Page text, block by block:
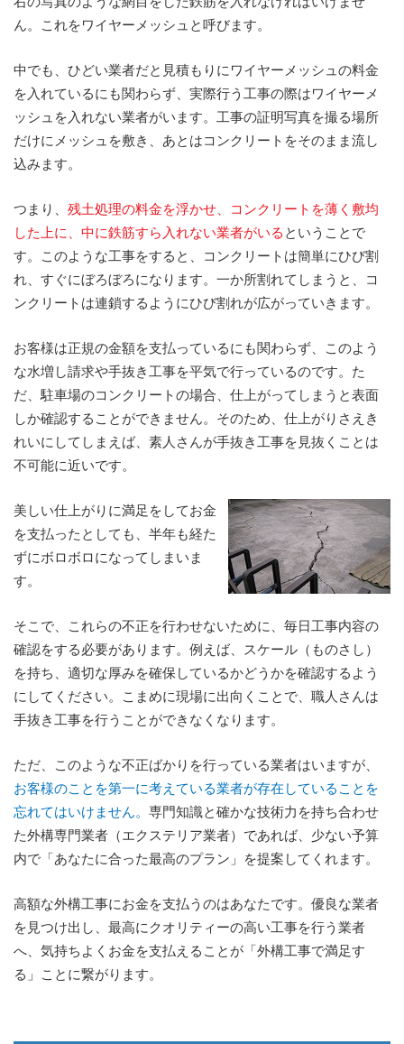
ん。これをワイヤーメッシュと呼びます。
中でも、ひどい業者だと見積もりにワイヤーメッシュの料金
を入れているにも関わらず、実際行う工事の際はワイヤーメ
ッシュを入れない業者がいます。工事の証明写真を撮る場所
だけにメッシュを敷き、あとはコンクリートをそのまま流し
込みます。
つまり、 残土処理の料金を浮かせ、コンクリートを薄く敷均
した上に、中に鉄筋すら入れない業者がいる ということで
す。このような工事をすると、コンクリートは簡単にひび割
れ、すぐにぼろぼろになります。一か所割れてしまうと、コ
ンクリートは連鎖するようにひび割れが広がっていきます。
お客様は正規の金額を支払っているにも関わらず、このよう
な水増し請求や手抜き工事を平気で行っているのです。た
だ、駐車場のコンクリートの場合、仕上がってしまうと表面
しか確認することができません。そのため、仕上がりさえき
れいにしてしまえば、素人さんが手抜き工事を見抜くことは
不可能に近いです。
美しい仕上がりに満足をしてお金
を支払ったとしても、半年も経た
ずにボロボロになってしまいま
す。
そこで、これらの不正を行わせないために、毎日工事内容の
確認をする必要があります。例えば、スケール（ものさし）
を持ち、適切な厚みを確保しているかどうかを確認するよう
にしてください。こまめに現場に出向くことで、職人さんは
手抜き工事を行うことができなくなります。
ただ、このような不正ばかりを行っている業者はいますが、
お客様のことを第一に考えている業者が存在していることを
忘れてはいけません。 専門知識と確かな技術力を持ち合わせ
た外構専門業者（エクステリア業者）であれば、少ない予算
内で「あなたに合った最高のプラン」を提案してくれます。
高額な外構工事にお金を支払うのはあなたです。優良な業者
を見つけ出し、最高にクオリティーの高い工事を行う業者
へ、気持ちよくお金を支払えることが「外構工事で満足す
る」ことに繋がります。